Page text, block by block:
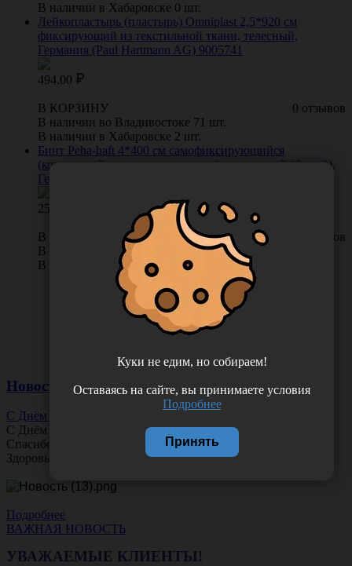
В наличии в Хабаровске 0 шт.
Лейкопластырь (пластырь) Omniplast 2,5*920 см
фиксирующий из текстильной ткани, телесный,
Германия (Paul Hartmann AG) 9005741
494.00
0 отзывов
В КОРЗИНУ
В наличии во Владивостоке 71 шт.
В наличии в Хабаровске 2 шт.
Бинт Peha-haft 4*400 см самофиксирующийся
(когезивный, не содержит латекс) эластичный (белый),
Германия (Paul Hartmann AG) 9324833
254.00
0 отзывов
В КОРЗИНУ
В наличии во Владивостоке 40 шт.
В наличии в Хабаровске 10 шт.
Новости
С Днём Офтальмолога!
С Днём
Спасибо за ясное зрение и заботу о пациентах.
Здоровья вам и новых профессиональных побед!
Подробнее
ВАЖНАЯ НОВОСТЬ
УВАЖАЕМЫЕ КЛИЕНТЫ!
Куки не едим, но собираем!
Оставаясь на сайте, вы принимаете условия
Подробнее
Принять